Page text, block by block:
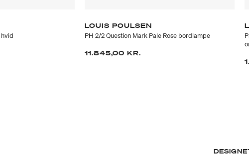
LOUIS POULSEN
PH 2/2 Question Mark Pale Rose bordlampe
11.845,00 KR.